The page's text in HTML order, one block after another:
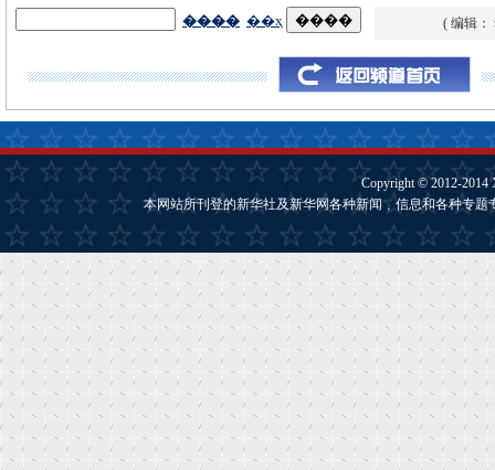
( 编辑：
Copyright © 2012-2014
本网站所刊登的新华社及新华网各种新闻﹑信息和各种专